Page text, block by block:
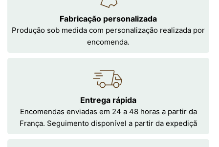
Fabricação personalizada
Produção sob medida com personalização realizada por
encomenda.
Entrega rápida
Encomendas enviadas em 24 a 48 horas a partir da
França. Seguimento disponível a partir da expediçã